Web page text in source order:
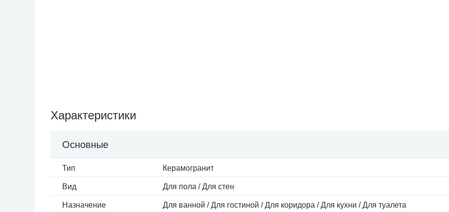
Характеристики
Основные
Тип Керамогранит
Вид Для пола / Для стен
Назначение Для ванной / Для гостиной / Для коридора / Для кухни / Для туалета